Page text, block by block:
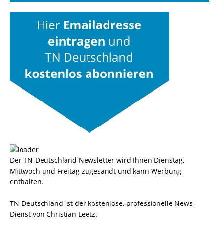
Der TN-Deutschland Newsletter wird Ihnen Dienstag,
Mittwoch und Freitag zugesandt und kann Werbung
enthalten.
TN-Deutschland ist der kostenlose, professionelle News-
Dienst von Christian Leetz.